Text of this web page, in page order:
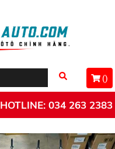
()
HOTLINE: 034 263 2383